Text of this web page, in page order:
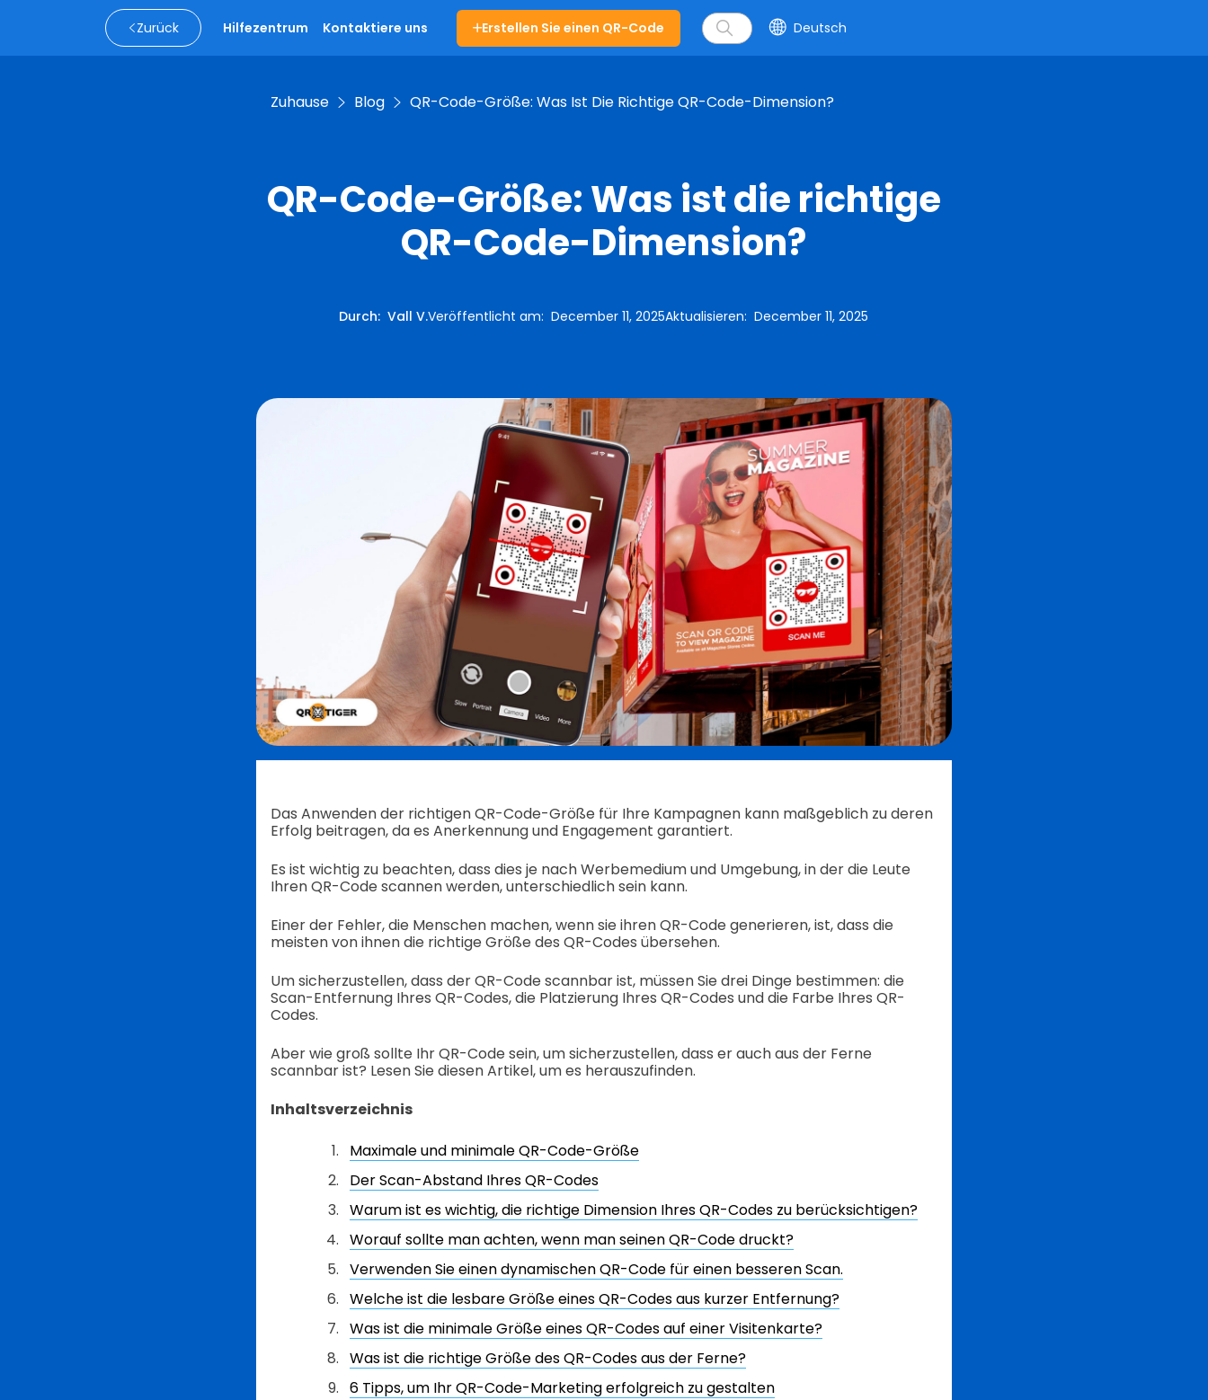
Zurück Hilfezentrum Kontaktiere uns Erstellen Sie einen QR-Code Deutsch
Zuhause Blog QR-Code-Größe: Was Ist Die Richtige QR-Code-Dimension?
QR-Code-Größe: Was ist die richtige
QR-Code-Dimension?
Durch:Vall V.Veröffentlicht am:December 11, 2025Aktualisieren:December 11, 2025
Das Anwenden der richtigen QR-Code-Größe für Ihre Kampagnen kann maßgeblich zu deren
Erfolg beitragen, da es Anerkennung und Engagement garantiert.
Es ist wichtig zu beachten, dass dies je nach Werbemedium und Umgebung, in der die Leute
Ihren QR-Code scannen werden, unterschiedlich sein kann.
Einer der Fehler, die Menschen machen, wenn sie ihren QR-Code generieren, ist, dass die
meisten von ihnen die richtige Größe des QR-Codes übersehen.
Um sicherzustellen, dass der QR-Code scannbar ist, müssen Sie drei Dinge bestimmen: die
Scan-Entfernung Ihres QR-Codes, die Platzierung Ihres QR-Codes und die Farbe Ihres QR-
Codes.
Aber wie groß sollte Ihr QR-Code sein, um sicherzustellen, dass er auch aus der Ferne
scannbar ist? Lesen Sie diesen Artikel, um es herauszufinden.
Inhaltsverzeichnis
Maximale und minimale QR-Code-Größe
Der Scan-Abstand Ihres QR-Codes
Warum ist es wichtig, die richtige Dimension Ihres QR-Codes zu berücksichtigen?
Worauf sollte man achten, wenn man seinen QR-Code druckt?
Verwenden Sie einen dynamischen QR-Code für einen besseren Scan.
Welche ist die lesbare Größe eines QR-Codes aus kurzer Entfernung?
Was ist die minimale Größe eines QR-Codes auf einer Visitenkarte?
Was ist die richtige Größe des QR-Codes aus der Ferne?
6 Tipps, um Ihr QR-Code-Marketing erfolgreich zu gestalten